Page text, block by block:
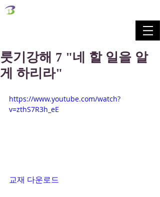
룻기강해 7 "네 할 일을 알
게 하리라"
https://www.youtube.com/watch?
v=zthS7R3h_eE
교재 다운로드